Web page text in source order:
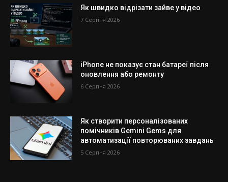
Як швидко відрізати зайве у відео
7 Серпня 2026
iPhone не показує стан батареї після
оновлення або ремонту
6 Серпня 2026
Як створити персоналізованих
помічників Gemini Gems для
автоматизації повторюваних завдань
5 Серпня 2026